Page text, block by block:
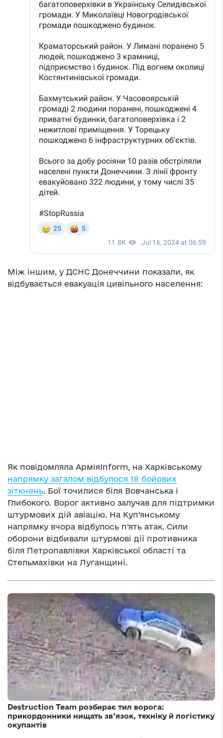
Між іншим, у ДСНС Донеччини показали, як
відбувається евакуація цивільного населення:
Як повідомляла АрміяInform, на Харківському
напрямку загалом відбулося 18 бойових
зіткнень. Бої точилися біля Вовчанська і
Глибокого. Ворог активно залучав для підтримки
штурмових дій авіацію. На Куп’янському
напрямку вчора відбулось п’ять атак. Сили
оборони відбивали штурмові дії противника
біля Петропавлівки Харківської області та
Стельмахівки на Луганщині.
Destruction Team розбирає тил ворога:
прикордонники нищать зв’язок, техніку й логістику
окупантів